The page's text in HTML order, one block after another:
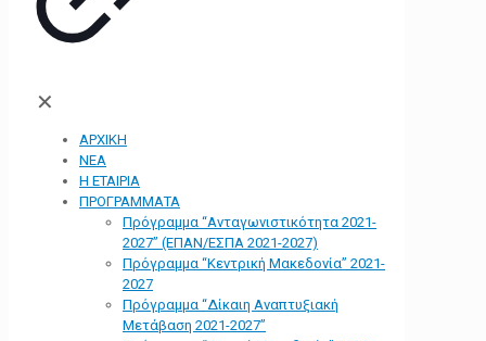
✕
ΑΡΧΙΚΗ
ΝΕΑ
Η ΕΤΑΙΡΙΑ
ΠΡΟΓΡΑΜΜΑΤΑ
Πρόγραμμα “Ανταγωνιστικότητα 2021-
2027” (ΕΠΑΝ/ΕΣΠΑ 2021-2027)
Πρόγραμμα “Κεντρική Μακεδονία” 2021-
2027
Πρόγραμμα “Δίκαιη Αναπτυξιακή
Μετάβαση 2021-2027”